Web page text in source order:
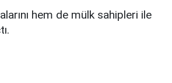
hem de mülk sahipleri ile